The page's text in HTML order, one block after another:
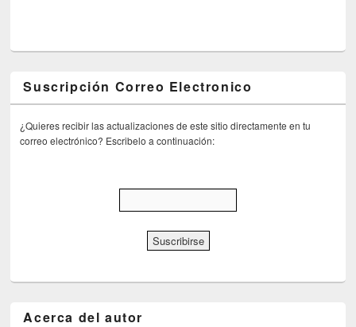
Suscripción Correo Electronico
¿Quieres recibir las actualizaciones de este sitio directamente en tu
correo electrónico? Escribelo a continuación:
Acerca del autor